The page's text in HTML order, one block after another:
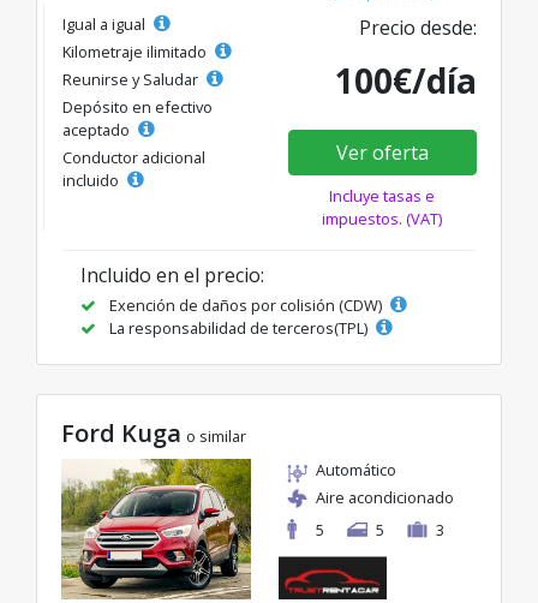
Igual a igual
Kilometraje ilimitado
Reunirse y Saludar
Depósito en efectivo
aceptado
Conductor adicional
incluido
Precio desde:
100€/día
Ver oferta
Incluye tasas e
impuestos. (VAT)
Incluido en el precio:
Exención de daños por colisión (CDW)
La responsabilidad de terceros(TPL)
Ford Kuga o similar
Automático
Aire acondicionado
5
5 3